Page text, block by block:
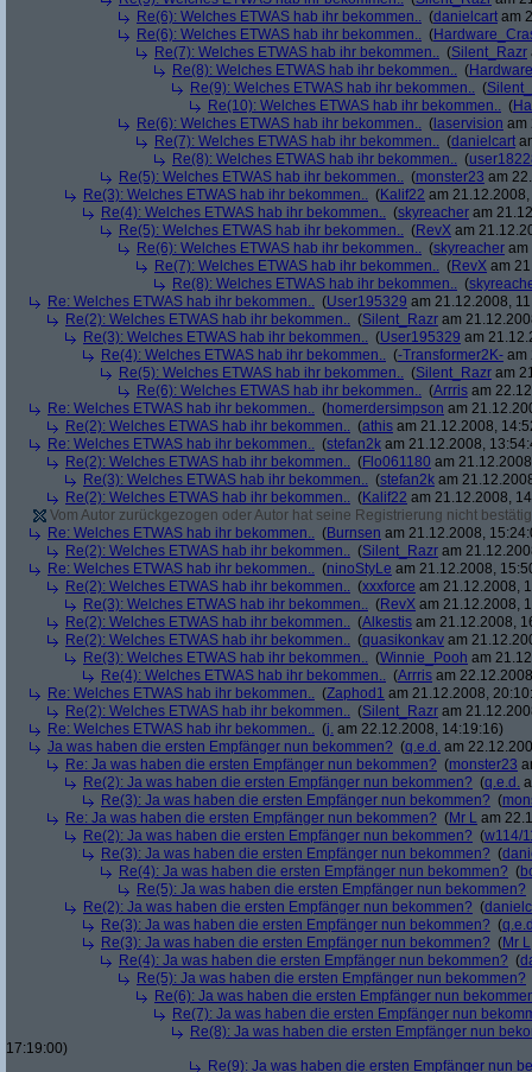
Re(6): Welches ETWAS hab ihr bekommen.. (danielcart am
Re(6): Welches ETWAS hab ihr bekommen.. (
Re(7): Welches ETWAS hab ihr bekommen.. (Silent_Razr
Re(8): Welches ETWAS hab ihr bekommen.. (
Re(9): Welches ETWAS hab ihr bekommen.. (
Re(10): Welches ETWAS hab ihr bekommen.. (
Re(6): Welches ETWAS hab ihr bekommen.. ( laservision am
Re(7): Welches ETWAS hab ihr bekommen.. (danielcart
Re(8): Welches ETWAS hab ihr bekommen.. (
Re(5): Welches ETWAS hab ihr bekommen.. (monster23 am
Re(3): Welches ETWAS hab ihr bekommen.. (Kalif22 am
Re(4): Welches ETWAS hab ihr bekommen.. (skyreacher am
Re(5): Welches ETWAS hab ihr bekommen.. (RevX am
Re(6): Welches ETWAS hab ihr bekommen.. (skyreacher am
Re(7): Welches ETWAS hab ihr bekommen.. (RevX am
Re(8): Welches ETWAS hab ihr bekommen.. (
Re: Welches ETWAS hab ihr bekommen.. (User195329 am 21.12.2008,
Re(2): Welches ETWAS hab ihr bekommen.. (Silent_Razr am
Re(3): Welches ETWAS hab ihr bekommen.. (User195329 am
Re(4): Welches ETWAS hab ihr bekommen.. (-Transformer2K- am
Re(5): Welches ETWAS hab ihr bekommen.. (Silent_Razr am
Re(6): Welches ETWAS hab ihr bekommen.. (Arrris am
Re: Welches ETWAS hab ihr bekommen.. (homerdersimpson am
Re(2): Welches ETWAS hab ihr bekommen.. (athis am 21.12.2008,
Re: Welches ETWAS hab ihr bekommen.. (stefan2k am 21.12.2008,
Re(2): Welches ETWAS hab ihr bekommen.. (Flo061180 am
Re(3): Welches ETWAS hab ihr bekommen.. (stefan2k am
Re(2): Welches ETWAS hab ihr bekommen.. (Kalif22 am 21.12.2008,
Vom Autor zurückgezogen oder Autor hat seine Registrierung nicht
Re: Welches ETWAS hab ihr bekommen.. (Burnsen am 21.12.2008,
Re(2): Welches ETWAS hab ihr bekommen.. (Silent_Razr am
Re: Welches ETWAS hab ihr bekommen.. (ninoStyLe am 21.12.2008,
Re(2): Welches ETWAS hab ihr bekommen.. (xxxforce am 21.12.2008,
Re(3): Welches ETWAS hab ihr bekommen.. (RevX am 21.12.2008,
Re(2): Welches ETWAS hab ihr bekommen.. (Alkestis am 21.12.2008,
Re(2): Welches ETWAS hab ihr bekommen.. (quasikonkav am
Re(3): Welches ETWAS hab ihr bekommen.. (Winnie_Pooh am
Re(4): Welches ETWAS hab ihr bekommen.. (Arrris am
Re: Welches ETWAS hab ihr bekommen.. (Zaphod1 am 21.12.2008,
Re(2): Welches ETWAS hab ihr bekommen.. (Silent_Razr am
Re: Welches ETWAS hab ihr bekommen.. (j. am 22.12.2008, 14:19:16)
Ja was haben die ersten Empfänger nun bekommen? (q.e.d. am
Re: Ja was haben die ersten Empfänger nun bekommen? (monster23
Re(2): Ja was haben die ersten Empfänger nun bekommen? (q.e.d.
Re(3): Ja was haben die ersten Empfänger nun bekommen? (
Re: Ja was haben die ersten Empfänger nun bekommen? (Mr L am
Re(2): Ja was haben die ersten Empfänger nun bekommen? (w114/
Re(3): Ja was haben die ersten Empfänger nun bekommen? (
Re(4): Ja was haben die ersten Empfänger nun bekommen? (
Re(5): Ja was haben die ersten Empfänger nun bekommen?
Re(2): Ja was haben die ersten Empfänger nun bekommen? (
Re(3): Ja was haben die ersten Empfänger nun bekommen? (
Re(3): Ja was haben die ersten Empfänger nun bekommen? (Mr L
Re(4): Ja was haben die ersten Empfänger nun bekommen? (
Re(5): Ja was haben die ersten Empfänger nun bekommen?
Re(6): Ja was haben die ersten Empfänger nun
Re(7): Ja was haben die ersten Empfänger nun
Re(8): Ja was haben die ersten Empfänger nun
17:19:00)
Re(9): Ja was haben die ersten Empfänger nun